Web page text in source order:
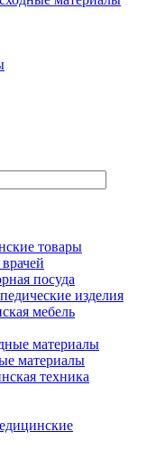
товары
посуда
изделия
мебель
материалы
техника